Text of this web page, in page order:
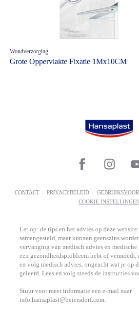
Wondverzorging
Grote Oppervlakte Fixatie 1Mx10CM
CONTACT PRIVACYBELEID
COOKIE
Let op: de tips en het advies op deze
samengesteld, maar kunnen geenszins
vervanging van medisch advies en
een gezondheidsprobleem hebt of vermoedt,
en volg medisch advies, ongeacht wat je op
geleerd. Lees en volg steeds de instructies
Stuur voor meer informatie een e-mail naar